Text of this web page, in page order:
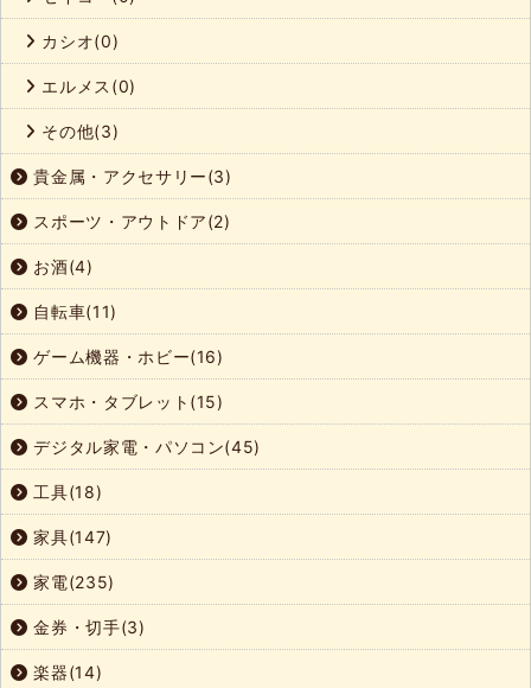
カシオ(0)
エルメス(0)
その他(3)
貴金属・アクセサリー(3)
スポーツ・アウトドア(2)
お酒(4)
自転車(11)
ゲーム機器・ホビー(16)
スマホ・タブレット(15)
デジタル家電・パソコン(45)
工具(18)
家具(147)
家電(235)
金券・切手(3)
楽器(14)